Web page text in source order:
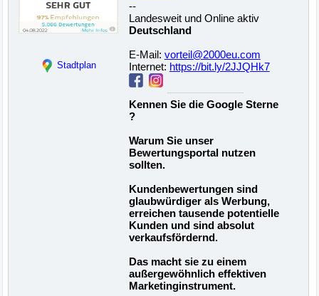
Stadtplan
--
Landesweit und Online aktiv
Deutschland
E-Mail: vorteil@2000eu.com
Internet: https://bit.ly/2JJQHk7
Kennen Sie die Google Sterne
?
Warum Sie unser
Bewertungsportal nutzen
sollten.
Kundenbewertungen sind
glaubwürdiger als Werbung,
erreichen tausende potentielle
Kunden und sind absolut
verkaufsfördernd.
Das macht sie zu einem
außergewöhnlich effektiven
Marketinginstrument.